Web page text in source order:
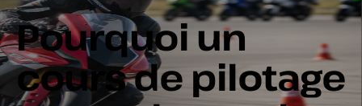
Pourquoi un
cours de pilotage